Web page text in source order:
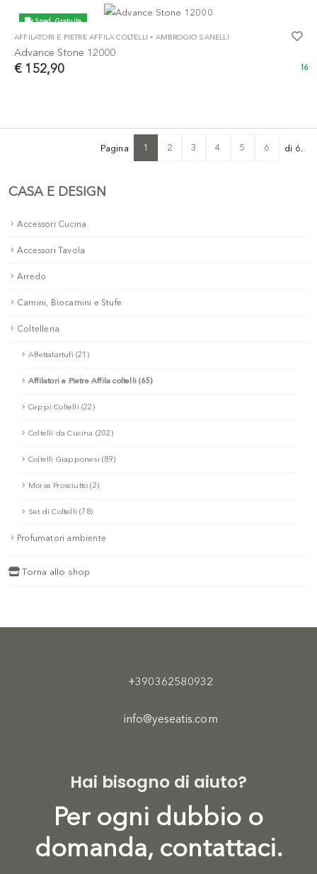
CASA E DESIGN
Accessori Cucina
Accessori Tavola
Arredo
Camini, Biocamini e Stufe
Coltelleria
Affettatartufi (21)
Affilatori e Pietre Affila coltelli (65)
Ceppi Coltelli (22)
Coltelli da Cucina (202)
Coltelli Giapponesi (89)
Morse Prosciutto (2)
Set di Coltelli (78)
Profumatori ambiente
Torna allo shop
Sped. Gratuita
AFFILATORI E PIETRE AFFILA COLTELLI - AMBROGIO SANELLI
Advance Stone 12000
€ 152,90 16
Pagina 1 2 3 4 5 6 di 6.
+390362580932
info@yeseatis.com
Hai bisogno di aiuto?
Per ogni dubbio o
domanda, contattaci.